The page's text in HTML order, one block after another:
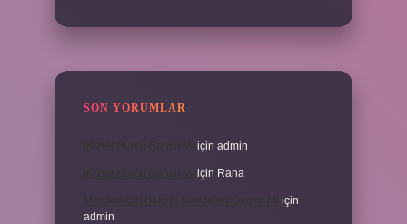
SON YORUMLAR
için admin
için Rana
için
admin